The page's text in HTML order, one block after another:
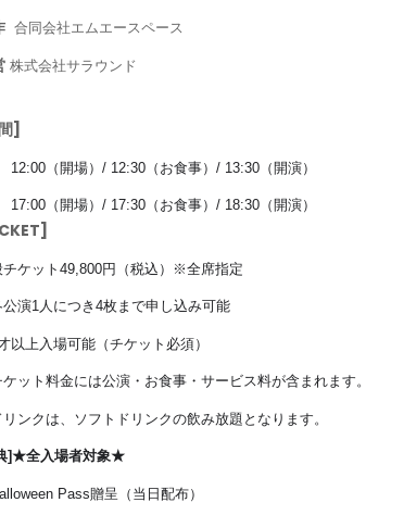
合同会社エムエースペース
株式会社サラウンド
]
12:00（開場） / 12:30（お食事） / 13:30（開演）
17:00（開場） / 17:30（お食事） / 18:30（開演）
ケット 49,800円（税込）※全席指定
演1人につき 4枚まで申し込み可能
以上入場可能（チケット必須）
ット料金には公演・お食事・サービス料が含まれます。
ンクは、ソフトドリンクの飲み放題となります。
]★全入場者対象★
Pass贈呈（当日配布）